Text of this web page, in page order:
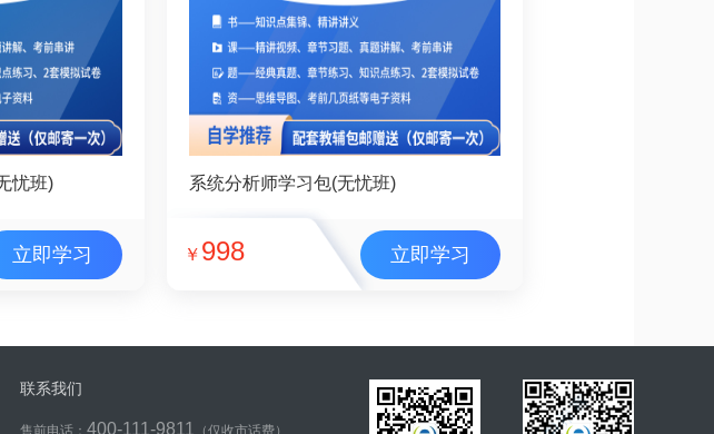
忧班)
立即学习
系统分析师学习包(无忧班)
￥ 998 立即学习
联系我们
售前电话： 400-111-9811 （仅收市话费）